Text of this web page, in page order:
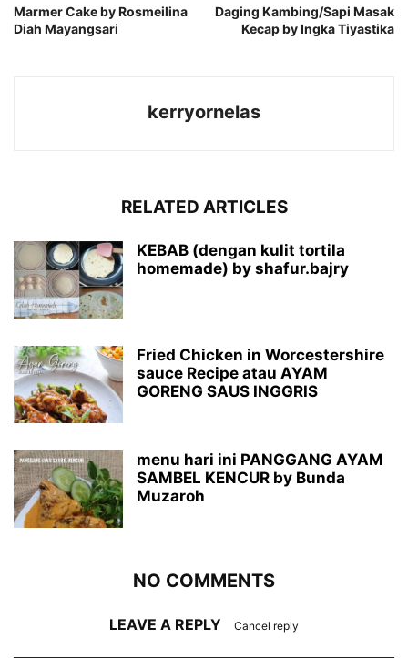
Marmer Cake by Rosmeilina
Diah Mayangsari
Daging Kambing/Sapi Masak
Kecap by Ingka Tiyastika
kerryornelas
RELATED ARTICLES
KEBAB (dengan kulit tortila
homemade) by shafur.bajry
Fried Chicken in Worcestershire
sauce Recipe atau AYAM
GORENG SAUS INGGRIS
menu hari ini PANGGANG AYAM
SAMBEL KENCUR by Bunda
Muzaroh
NO COMMENTS
LEAVE A REPLY Cancel reply